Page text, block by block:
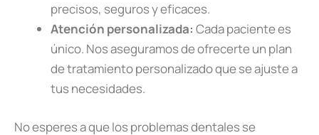
precisos, seguros y eficaces.
Atención personalizada: Cada paciente es
único. Nos aseguramos de ofrecerte un plan
de tratamiento personalizado que se ajuste a
tus necesidades.
No esperes a que los problemas dentales se